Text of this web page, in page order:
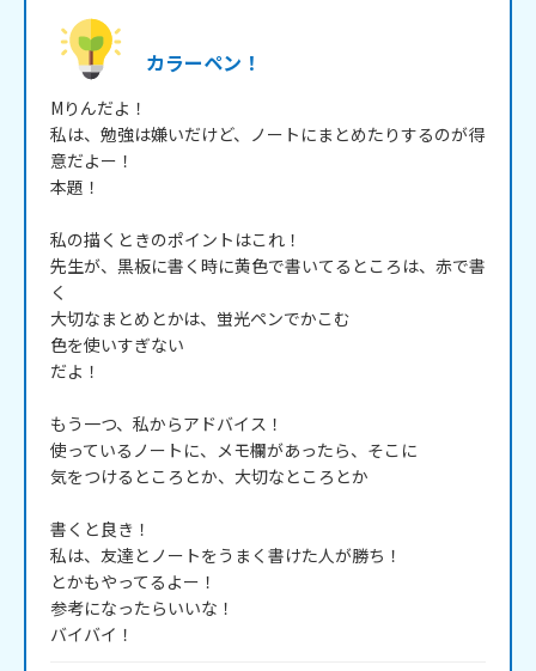
カラーペン！
Mりんだよ！
私は、勉強は嫌いだけど、ノートにまとめたりするのが得
意だよー！
本題！
私の描くときのポイントはこれ！
先生が、黒板に書く時に黄色で書いてるところは、赤で書
く
大切なまとめとかは、蛍光ペンでかこむ
色を使いすぎない
だよ！
もう一つ、私からアドバイス！
使っているノートに、メモ欄があったら、そこに
気をつけるところとか、大切なところとか
書くと良き！
私は、友達とノートをうまく書けた人が勝ち！
とかもやってるよー！
参考になったらいいな！
バイバイ！